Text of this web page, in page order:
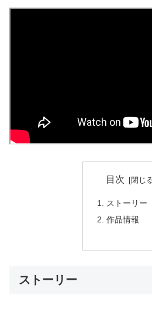
目次
ストーリー
作品情報
ストーリー